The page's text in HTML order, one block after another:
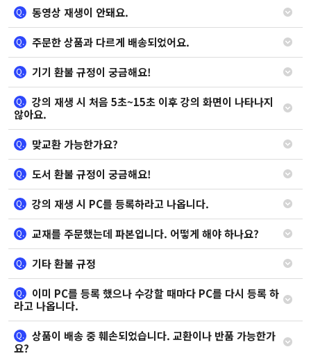
Q. 동영상 재생이 안돼요.
Q. 주문한 상품과 다르게 배송되었어요.
Q. 기기 환불 규정이 궁금해요!
Q.
강의 재생 시 처음 5초~15초 이후 강의 화면이 나타나지
않아요.
Q. 맞교환 가능한가요?
Q. 도서 환불 규정이 궁금해요!
Q. 강의 재생 시 PC를 등록하라고 나옵니다.
Q. 교재를 주문했는데 파본입니다. 어떻게 해야 하나요?
Q. 기타 환불 규정
Q.
이미 PC를 등록 했으나 수강할 때마다 PC를 다시 등록 하
라고 나옵니다.
Q.
상품이 배송 중 훼손되었습니다. 교환이나 반품 가능한가
요?